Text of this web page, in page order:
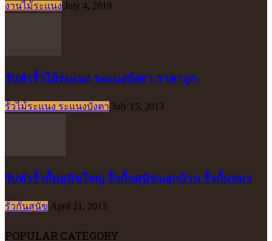
งานไม้ระแนง July 4, 2019
รับทำรั้วไม้ระแนง ระแนงบังตา ราคาถูก
รั้วไม้ระแนง ระแนงบังตา July 15, 2013
รับทำรั้วกั้นสุนัขใหญ่ รั้วกั้นสุนัขนอกบ้าน รั้วกั้นหมา
รั้วกั้นสุนัข April 21, 2013
POPULAR CATEGORY